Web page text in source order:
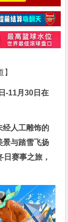
】
-11月30日在
经人工雕饰的
景与踏雪飞扬
赛事之旅，